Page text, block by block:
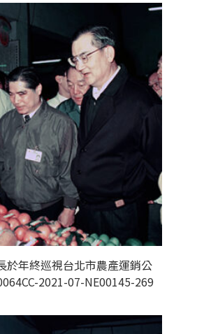
於年終巡視台北市農產運銷公
2021-07-NE00145-269